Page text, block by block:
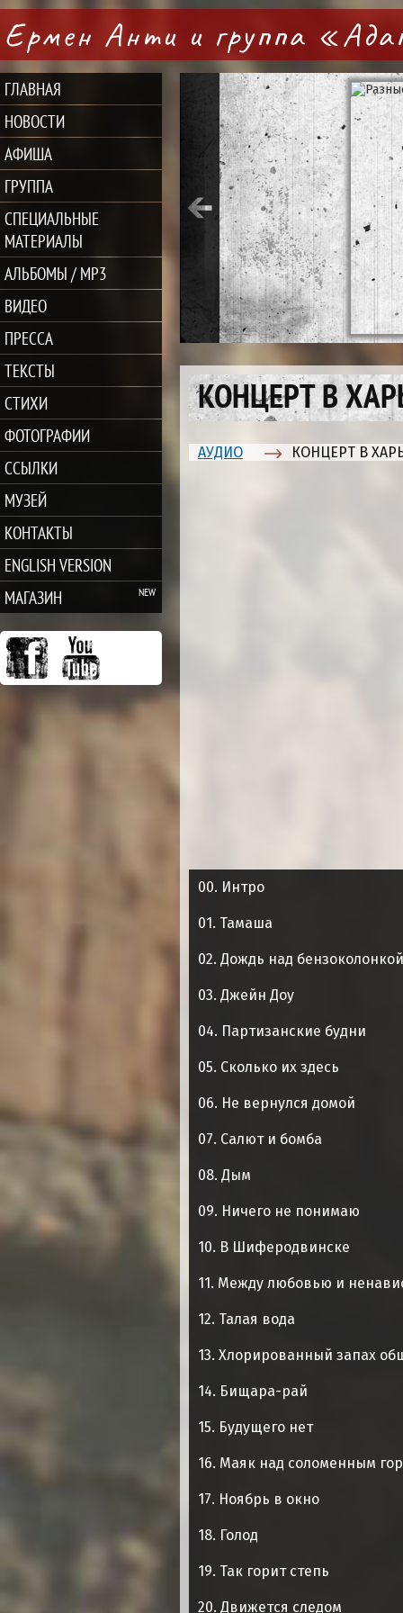
Ермен Анти и группа
ГЛАВНАЯ
НОВОСТИ
АФИША
ГРУППА
СПЕЦИАЛЬНЫЕ
МАТЕРИАЛЫ
АЛЬБОМЫ / MP3
ВИДЕО
ПРЕССА
ТЕКСТЫ
СТИХИ
ФОТОГРАФИИ
ССЫЛКИ
МУЗЕЙ
КОНТАКТЫ
ENGLISH VERSION
МАГАЗИН
КОНЦЕРТ В
АУДИО КОНЦЕРТ В
00. Интро
01. Тамаша
02. Дождь над бензоколонкой
03. Джейн Доу
04. Партизанские будни
05. Сколько их здесь
06. Не вернулся домой
07. Салют и бомба
08. Дым
09. Ничего не понимаю
10. В Шиферодвинске
11. Между любовью и
12. Талая вода
13. Хлорированный запах
14. Бищара-рай
15. Будущего нет
16. Маяк над соломенным
17. Ноябрь в окно
18. Голод
19. Так горит степь
20. Движется следом